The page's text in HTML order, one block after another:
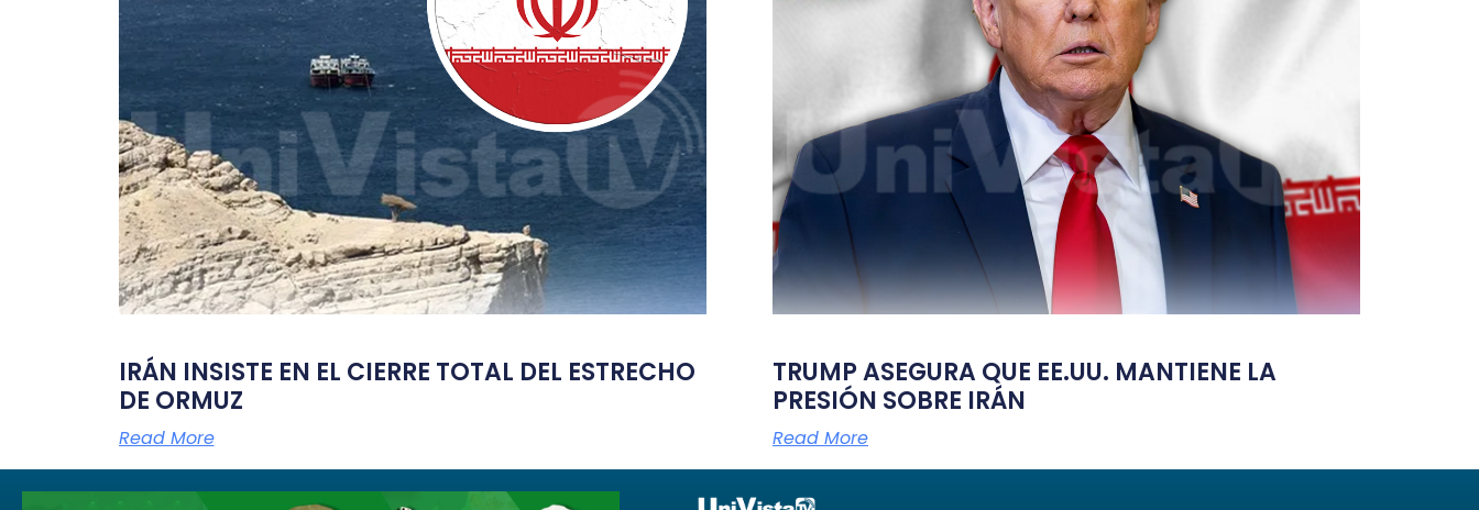
IRÁN INSISTE EN EL CIERRE TOTAL DEL ESTRECHO
DE ORMUZ
Read More
TRUMP ASEGURA QUE EE.UU. MANTIENE LA
PRESIÓN SOBRE IRÁN
Read More